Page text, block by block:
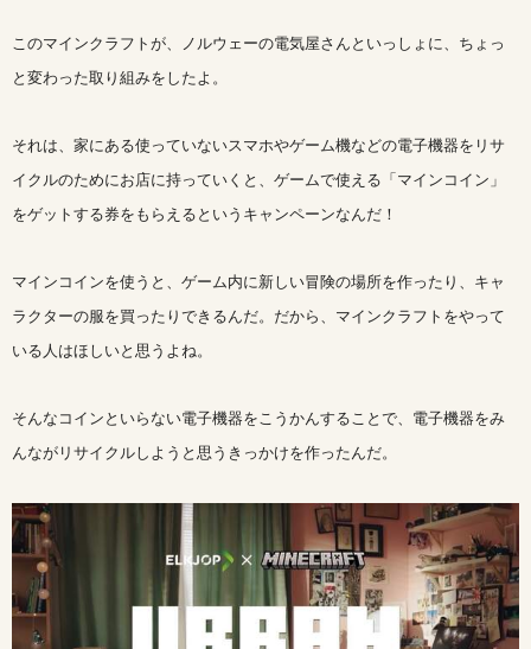
このマインクラフトが、ノルウェーの電気屋さんといっしょに、ちょっ
と変わった取り組みをしたよ。
それは、家にある使っていないスマホやゲーム機などの電子機器をリサ
イクルのためにお店に持っていくと、ゲームで使える「マインコイン」
をゲットする券をもらえるというキャンペーンなんだ！
マインコインを使うと、ゲーム内に新しい冒険の場所を作ったり、キャ
ラクターの服を買ったりできるんだ。だから、マインクラフトをやって
いる人はほしいと思うよね。
そんなコインといらない電子機器をこうかんすることで、電子機器をみ
んながリサイクルしようと思うきっかけを作ったんだ。